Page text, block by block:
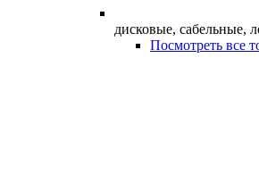
дисковые, сабельные,
Посмотреть все